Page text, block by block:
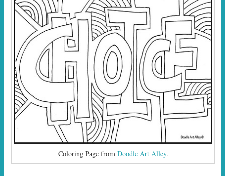
Coloring Page from Doodle Art Alley.